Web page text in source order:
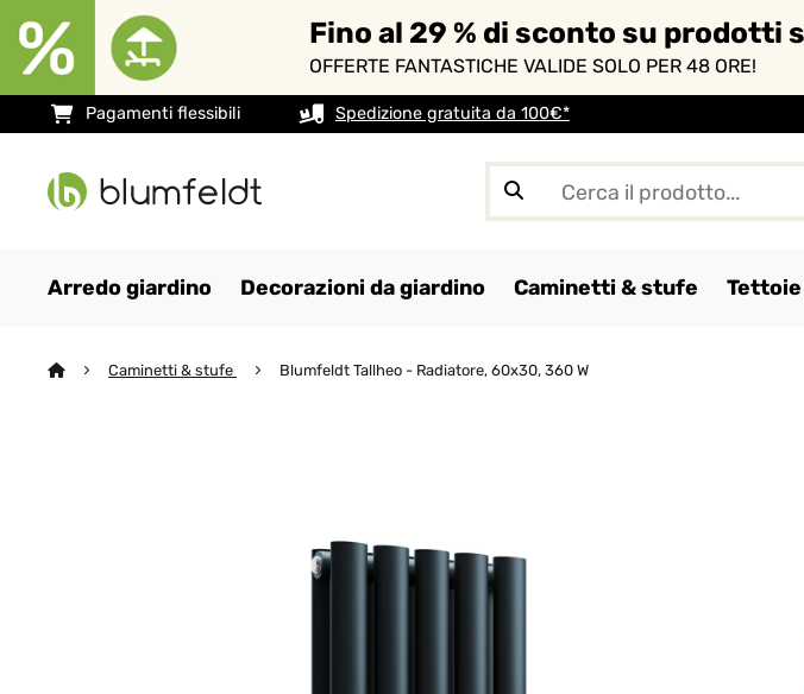
Fino al 29 % di sconto su prodotti
OFFERTE FANTASTICHE VALIDE SOLO PER 48 ORE!
Pagamenti flessibili Spedizione gratuita da 100€*
Arredo giardino Decorazioni da giardino Caminetti & stufe
Caminetti & stufe Blumfeldt Tallheo - Radiatore, 60x30, 360 W